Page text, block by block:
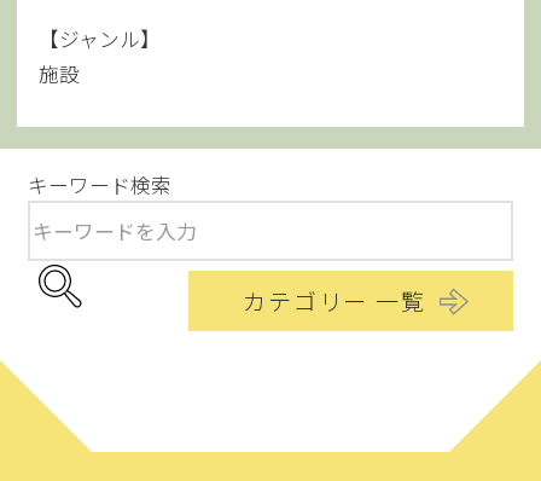
【ジャンル】
施設
キーワード検索
カテゴリー 一覧